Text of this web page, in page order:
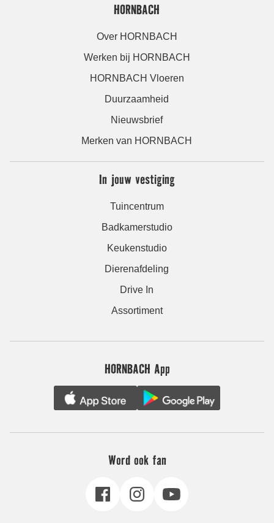
HORNBACH
Over HORNBACH
Werken bij HORNBACH
HORNBACH Vloeren
Duurzaamheid
Nieuwsbrief
Merken van HORNBACH
In jouw vestiging
Tuincentrum
Badkamerstudio
Keukenstudio
Dierenafdeling
Drive In
Assortiment
HORNBACH App
Word ook fan